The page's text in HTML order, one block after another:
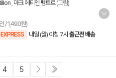
마크 에티엔 펭트르(그림)
/ 1,490원)
EXPRESS 내일 (월) 아침 7시 출근전 배송
4 5